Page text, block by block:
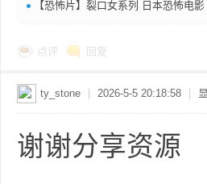
•
【恐怖片】裂口女系列 日本恐怖电影
点评 回复
ty_stone 2026-5-5 20:18:58
谢谢分享资源